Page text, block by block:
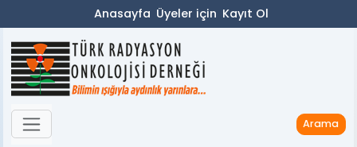
Anasayfa Üyeler için Kayıt Ol
Arama